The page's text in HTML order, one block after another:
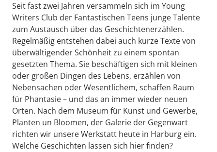
Seit fast zwei Jahren versammeln sich im Young
Writers Club der Fantastischen Teens junge Talente
zum Austausch über das Geschichtenerzählen.
Regelmäßig entstehen dabei auch kurze Texte von
überwältigender Schönheit zu einem spontan
gesetzten Thema. Sie beschäftigen sich mit kleinen
oder großen Dingen des Lebens, erzählen von
Nebensachen oder Wesentlichem, schaffen Raum
für Phantasie – und das an immer wieder neuen
Orten. Nach dem Museum für Kunst und Gewerbe,
Planten un Bloomen, der Galerie der Gegenwart
richten wir unsere Werkstatt heute in Harburg ein.
Welche Geschichten lassen sich hier finden?